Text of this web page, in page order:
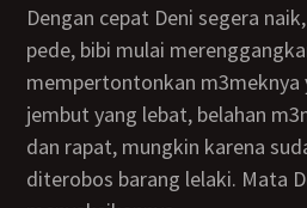
Dengan cepat Deni segera naik, masih rada kurang
pede, bibi mulai
mempertontonkan m3meknya
jembut yang lebat, belahan
dan rapat, mungkin karena
diterobos barang lelaki. Mata